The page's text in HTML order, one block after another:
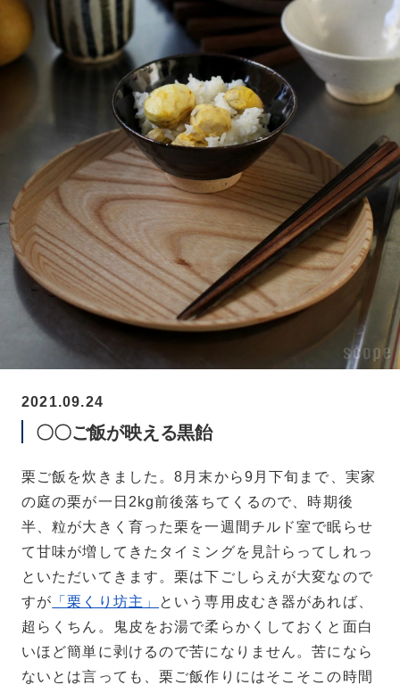
2021.09.24
〇〇ご飯が映える黒飴
栗ご飯を炊きました。8月末から9月下旬まで、実家
の庭の栗が一日2kg前後落ちてくるので、時期後
半、粒が大きく育った栗を一週間チルド室で眠らせ
て甘味が増してきたタイミングを見計らってしれっ
といただいてきます。栗は下ごしらえが大変なので
すが 「栗くり坊主」
という専用皮むき器があれば、
超らくちん。鬼皮をお湯で柔らかくしておくと面白
いほど簡単に剥けるので苦になりません。苦になら
ないとは言っても、栗ご飯作りにはそこそこの時間